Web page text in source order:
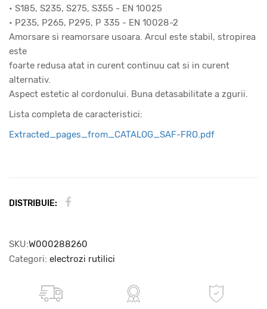
• S185, S235, S275, S355 - EN 10025
• P235, P265, P295, P 335 - EN 10028-2
Amorsare si reamorsare usoara. Arcul este stabil, stropirea
este
foarte redusa atat in curent continuu cat si in curent
alternativ.
Aspect estetic al cordonului. Buna detasabilitate a zgurii.
Lista completa de caracteristici:
Extracted_pages_from_CATALOG_SAF-FRO.pdf
DISTRIBUIE:
SKU:W000288260
Categori: electrozi rutilici